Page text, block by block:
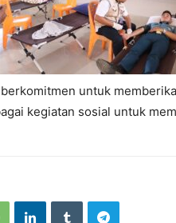
untuk
kegiatan sosial untuk